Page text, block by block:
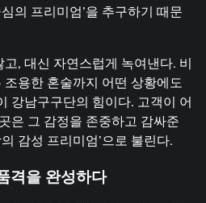
의 프리미엄’을 추구하기 때문
, 대신 자연스럽게 녹여낸다. 비
용한 혼술까지 어떤 상황에도
강남구구단의 힘이다. 고객이 어
은 그 감정을 존중하고 감싸준
감성 프리미엄’으로 불린다.
격을 완성하다